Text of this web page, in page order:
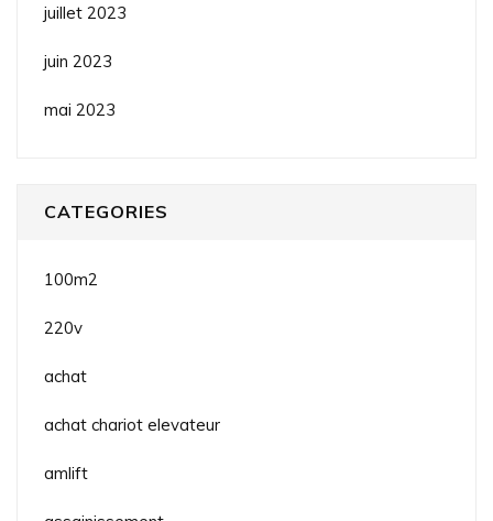
juillet 2023
juin 2023
mai 2023
CATEGORIES
100m2
220v
achat
achat chariot elevateur
amlift